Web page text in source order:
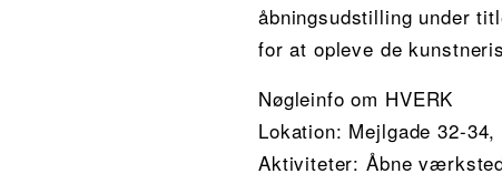
åbningsudstilling under
for at opleve de
Nøgleinfo om HVERK
Lokation: Mejlgade 32-
Aktiviteter: Åbne